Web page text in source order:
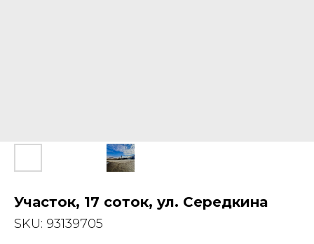
Участок, 17 соток, ул. Середкина
SKU: 93139705